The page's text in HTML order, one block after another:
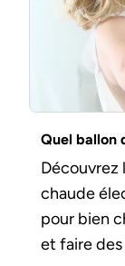
Quel ballon
Découvrez
chaude
pour bien
et faire